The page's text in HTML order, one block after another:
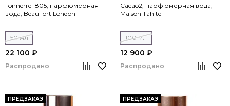
Tonnerre 1805, парфюмерная
вода, BeauFort London
50 мл
22 100 ₽
Распродано
Cacao2, парфюмерная вода,
Maison Tahite
100 мл
12 900 ₽
Распродано
ПРЕДЗАКАЗ ПРЕДЗАКАЗ